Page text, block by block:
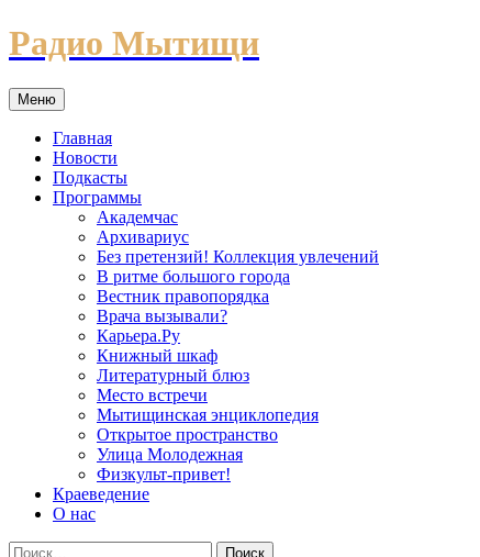
Перейти
к
Радио Мытищи
Меню
Главная
Новости
Подкасты
Программы
Академчас
Архивариус
Без претензий! Коллекция увлечений
В ритме большого города
Вестник правопорядка
Врача вызывали?
Карьера.Ру
Книжный шкаф
Литературный блюз
Место встречи
Мытищинская энциклопедия
Открытое пространство
Улица Молодежная
Физкульт-привет!
Краеведение
О нас
Найти: